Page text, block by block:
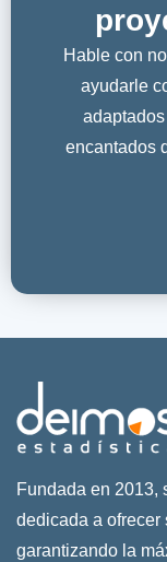
Hable con
ayudarle
encantados
Fundada en 2013,
dedicada a
garantizando la